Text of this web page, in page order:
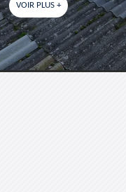
VOIR PLUS +